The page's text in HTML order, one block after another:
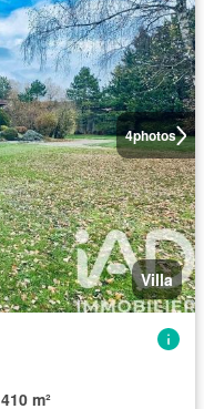
4photos
Villa
410 m²